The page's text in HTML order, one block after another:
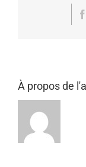
À propos de